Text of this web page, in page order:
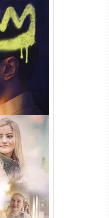
(2026) WEB-
Áudio
Recordar
DL 1080p